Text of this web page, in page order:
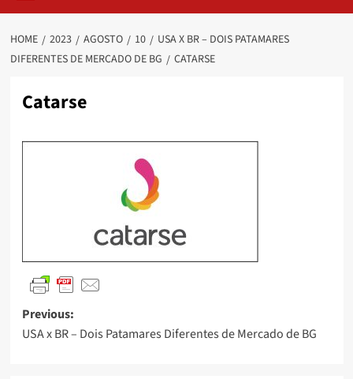
HOME 2023 AGOSTO 10
USA X BR – DOIS PATAMARES
DIFERENTES DE MERCADO DE BG
CATARSE
Catarse
Previous:
USA x BR – Dois Patamares Diferentes de Mercado de BG